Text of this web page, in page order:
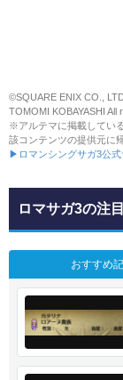
©SQUARE ENIX CO.,
TOMOMI KOBAYASHI All
※アルテマに掲載してい
該コンテンツの提供元に
▶ロマンシングサガ3公式
ロマサガ3の注
おすすめ